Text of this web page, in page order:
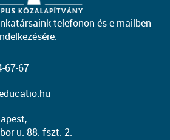
telefonon és e-mailben
67-67
u. 88. fszt. 2.